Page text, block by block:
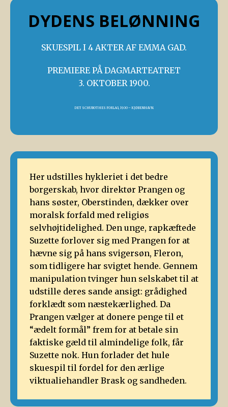
DYDENS BELØNNING
SKUESPIL I 4 AKTER AF EMMA GAD.
PREMIERE PÅ DAGMARTEATRET
3. OKTOBER 1900.
DET SCHUBOTHES FORLAG, 1900 – KJØBENHAVN.
Her udstilles hykleriet i det bedre
borgerskab, hvor direktør Prangen og
hans søster, Oberstinden, dækker over
moralsk forfald med religiøs
selvhøjtidelighed. Den unge, rapkæftede
Suzette forlover sig med Prangen for at
hævne sig på hans svigersøn, Fleron,
som tidligere har svigtet hende. Gennem
manipulation tvinger hun selskabet til at
udstille deres sande ansigt: grådighed
forklædt som næstekærlighed. Da
Prangen vælger at donere penge til et
“ædelt formål” frem for at betale sin
faktiske gæld til almindelige folk, får
Suzette nok. Hun forlader det hule
skuespil til fordel for den ærlige
viktualiehandler Brask og sandheden.